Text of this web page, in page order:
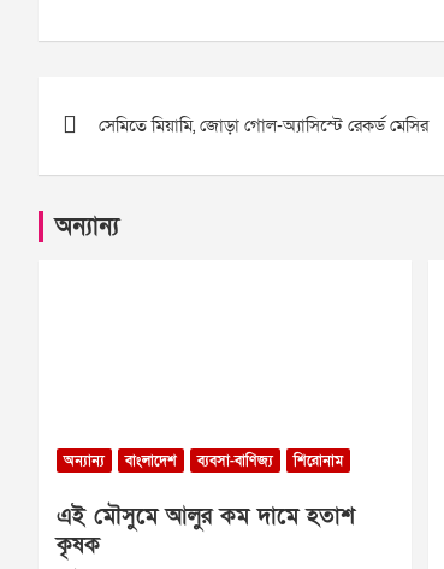
navigation
সেমিতে মিয়ামি, জোড়া গোল-অ্যাসিস্টে রেকর্ড মেসির
অন্যান্য
অন্যান্য বাংলাদেশ ব্যবসা-বাণিজ্য শিরোনাম
এই মৌসুমে আলুর কম দামে হতাশ
কৃষক